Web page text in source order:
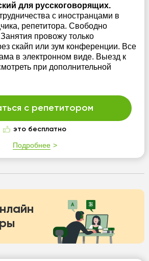
для русскоговорящих.
с иностранцами в
репетитора. Свободно
провожу только
скайп или зум конференции. Все
в электронном виде. Выезд к
при дополнительной
с репетитором
это бесплатно
Подробнее